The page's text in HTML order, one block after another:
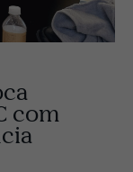
com